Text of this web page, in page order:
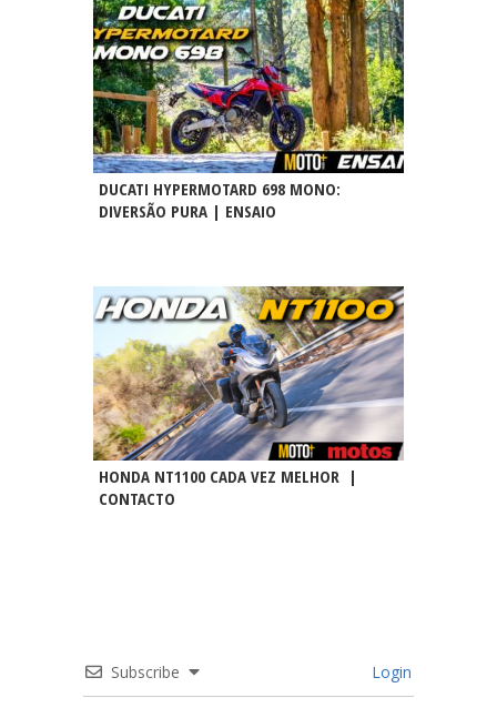
DUCATI HYPERMOTARD 698 MONO:
DIVERSÃO PURA | ENSAIO
HONDA NT1100 CADA VEZ MELHOR |
CONTACTO
Subscribe Login